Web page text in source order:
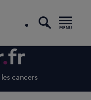
cancers